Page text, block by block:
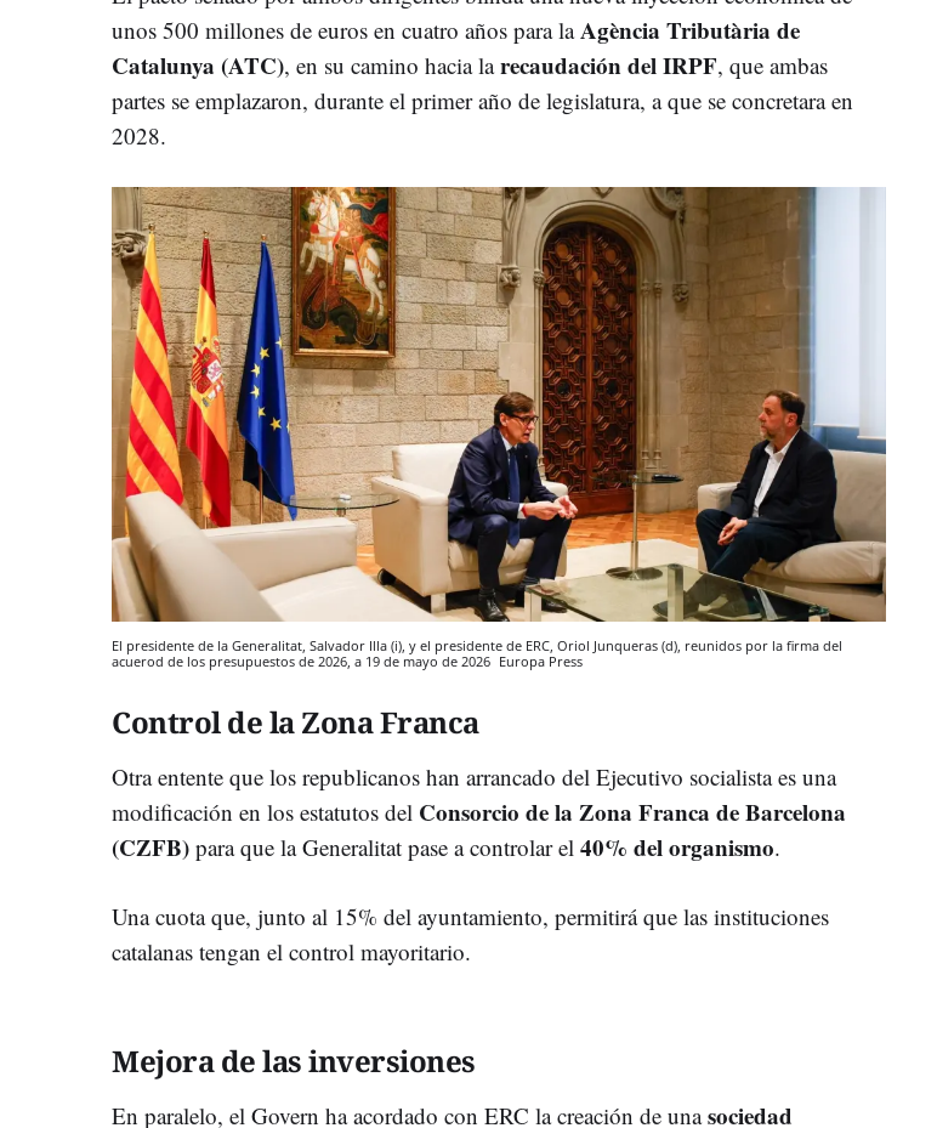
unos 500 millones de euros en cuatro años para laAgència Tributària de
Catalunya (ATC), en su camino hacia larecaudación delIRPF, que ambas
partes se emplazaron, durante el primer año de legislatura, a que se concretara en
2028.
El presidente de la Generalitat, Salvador Illa (i), y el presidente de ERC, Oriol Junqueras (d), reunidos por la firma del
acuerod de los presupuestos de 2026, a 19 de mayo de 2026 Europa Press
Control de la Zona Franca
Otra entente que los republicanos han arrancado del Ejecutivo socialista es una
modificación en los estatutos del Consorcio de la Zona Franca de Barcelona
(CZFB) para que la Generalitat pase a controlar el 40% del organismo.
Una cuota que, junto al 15% del ayuntamiento, permitirá que las instituciones
catalanas tengan el control mayoritario.
Mejora de las inversiones
En paralelo, el Govern ha acordado con ERC la creación de unasociedad